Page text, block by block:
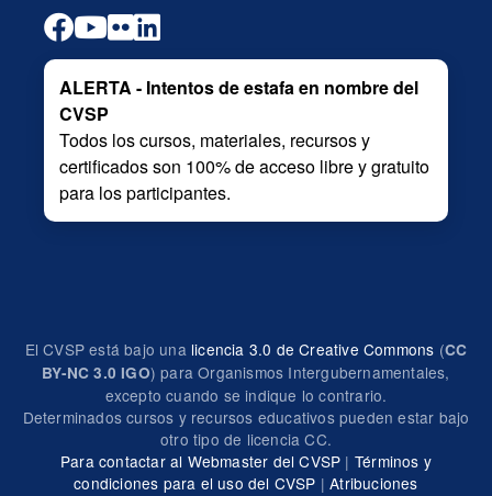
ALERTA - Intentos de estafa en nombre del
CVSP
Todos los cursos, materiales, recursos y
certificados son 100% de acceso libre y gratuito
para los participantes.
El CVSP está bajo una licencia 3.0 de Creative Commons (CC
BY-NC 3.0 IGO) para Organismos Intergubernamentales,
excepto cuando se indique lo contrario.
Determinados cursos y recursos educativos pueden estar bajo
otro tipo de licencia CC.
Para contactar al Webmaster del CVSP | Términos y
condiciones para el uso del CVSP |Atribuciones